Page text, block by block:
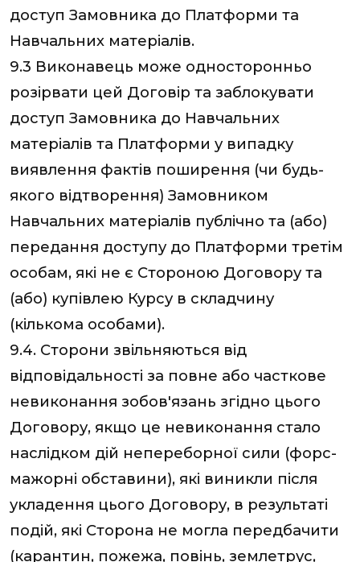
доступ Замовника до Платформи та
Навчальних матеріалів.
9.3 Виконавець може односторонньо
розірвати цей Договір та заблокувати
доступ Замовника до Навчальних
матеріалів та Платформи у випадку
виявлення фактів поширення (чи будь-
якого відтворення) Замовником
Навчальних матеріалів публічно та (або)
передання доступу до Платформи третім
особам, які не є Стороною Договору та
(або) купівлею Курсу в складчину
(кількома особами).
9.4. Сторони звільняються від
відповідальності за повне або часткове
невиконання зобов'язань згідно цього
Договору, якщо це невиконання стало
наслідком дій непереборної сили (форс-
мажорні обставини), які виникли після
укладення цього Договору, в результаті
подій, які Сторона не могла передбачити
(карантин, пожежа, повінь, землетрус,